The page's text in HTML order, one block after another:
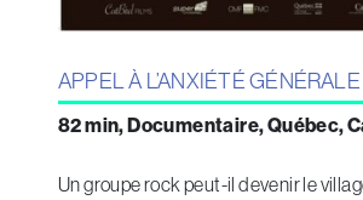
APPEL À L’ANXIÉTÉ GÉNÉRALE
82 min, Documentaire, Québec,
Un groupe rock peut-il devenir le